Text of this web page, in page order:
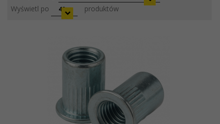
Wyświetl po pop48 produktów